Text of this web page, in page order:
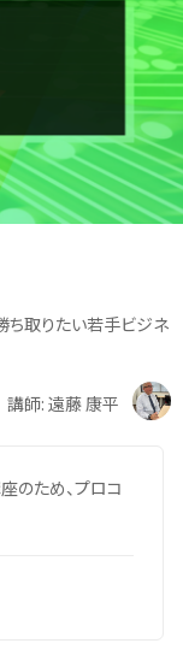
ち取りたい若手ビジネ
講師: 遠藤 康平
のため、プロコ